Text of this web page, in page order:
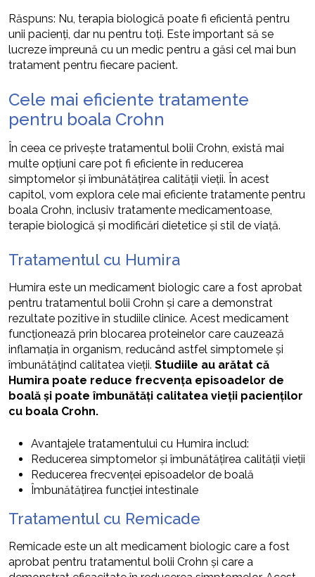
Răspuns: Nu, terapia biologică poate fi eficientă pentru
unii pacienți, dar nu pentru toți. Este important să se
lucreze împreună cu un medic pentru a găsi cel mai bun
tratament pentru fiecare pacient.
Cele mai eficiente tratamente
pentru boala Crohn
În ceea ce privește tratamentul bolii Crohn, există mai
multe opțiuni care pot fi eficiente în reducerea
simptomelor și îmbunătățirea calității vieții. În acest
capitol, vom explora cele mai eficiente tratamente pentru
boala Crohn, inclusiv tratamente medicamentoase,
terapie biologică și modificări dietetice și stil de viață.
Tratamentul cu Humira
Humira este un medicament biologic care a fost aprobat
pentru tratamentul bolii Crohn și care a demonstrat
rezultate pozitive în studiile clinice. Acest medicament
funcționează prin blocarea proteinelor care cauzează
inflamația în organism, reducând astfel simptomele și
îmbunătățind calitatea vieții. Studiile au arătat că
Humira poate reduce frecvența episoadelor de
boală și poate îmbunătăți calitatea vieții pacienților
cu boala Crohn.
Avantajele tratamentului cu Humira includ:
Reducerea simptomelor și îmbunătățirea calității vieții
Reducerea frecvenței episoadelor de boală
Îmbunătățirea funcției intestinale
Tratamentul cu Remicade
Remicade este un alt medicament biologic care a fost
aprobat pentru tratamentul bolii Crohn și care a